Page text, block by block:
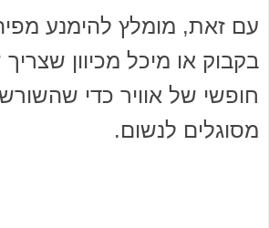
עם זאת, מומלץ להימנע
בקבוק או מיכל מכיוון
חופשי של אוויר כדי
מסוגלים לנשום.